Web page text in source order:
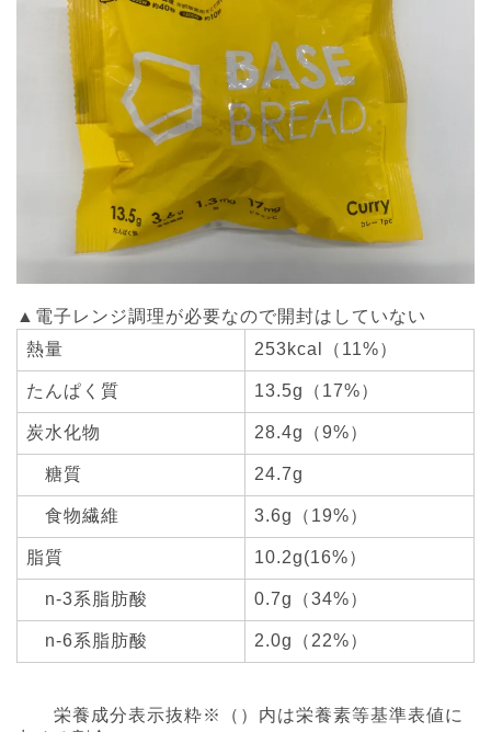
▲電子レンジ調理が必要なので開封はしていない
熱量
253kcal（11%）
たんぱく質 13.5g（17%）
炭水化物 28.4g（9%）
糖質 24.7g
食物繊維 3.6g（19%）
脂質 10.2g(16%）
n-3系脂肪酸 0.7g（34%）
n-6系脂肪酸 2.0g（22%）
栄養成分表示抜粋※（）内は栄養素等基準表値に